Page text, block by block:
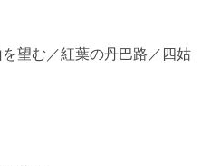
望む／紅葉の丹巴路／四姑